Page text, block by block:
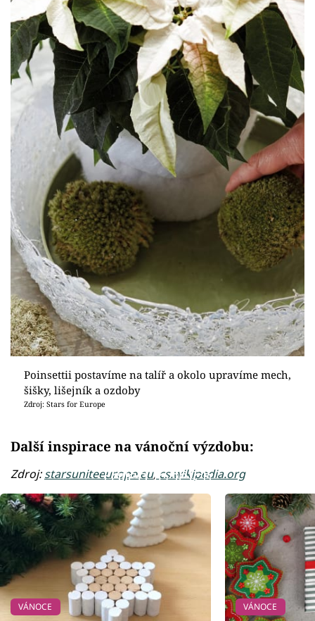
Poinsettii postavíme na talíř a okolo upravíme mech,
šišky, lišejník a ozdoby
Zdroj: Stars for Europe
Další inspirace na vánoční výzdobu:
Failed to fetch
Zdroj:starsuniteeurope.eu, cs.wikipedia.org
VÁNOCE VÁNOCE